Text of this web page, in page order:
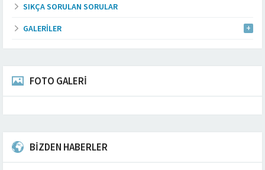
SIKÇA SORULAN SORULAR
GALERILER
FOTO GALERİ
BİZDEN HABERLER